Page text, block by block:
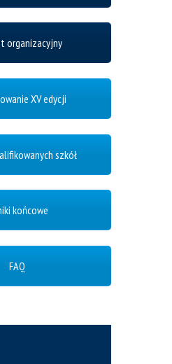
organizacyjny
XV edycji
szkół
końcowe
FAQ